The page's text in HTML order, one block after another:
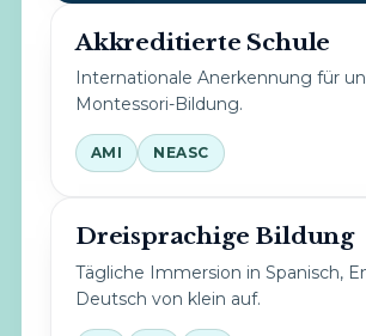
Akkreditierte Schule
Internationale Anerkennung für
Montessori-Bildung.
AMI NEASC
Dreisprachige Bildung
Tägliche Immersion in Spanisch,
Deutsch von klein auf.